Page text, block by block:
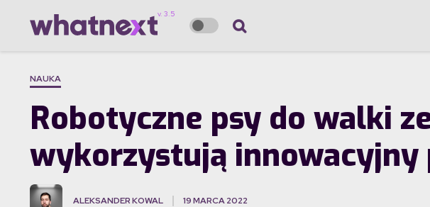
NAUKA
Robotyczne psy do walki
wykorzystują innowacyjny
ALEKSANDER KOWAL 19 MARCA 2022